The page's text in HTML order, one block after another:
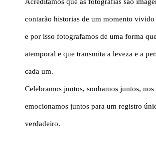
contarão historias de um momento vivido
e por isso fotografamos de uma forma
atemporal e que transmita a leveza e a
cada um.
Celebramos juntos, sonhamos juntos, nos
emocionamos juntos para um registro
verdadeiro.